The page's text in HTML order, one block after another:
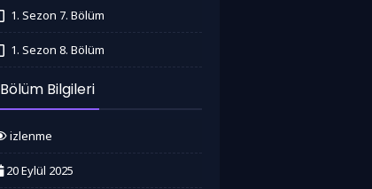
1. Sezon 7. Bölüm
1. Sezon 8. Bölüm
Bölüm Bilgileri
izlenme
20 Eylül 2025